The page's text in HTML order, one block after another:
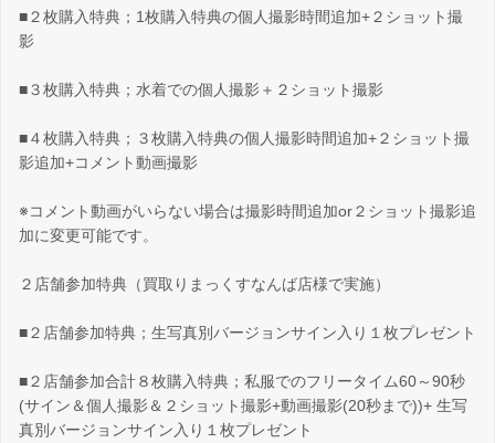
■２枚購入特典；1枚購入特典の個人撮影時間追加+２ショット撮
影
■３枚購入特典；水着での個人撮影＋２ショット撮影
■４枚購入特典；３枚購入特典の個人撮影時間追加+２ショット撮
影追加+コメント動画撮影
※コメント動画がいらない場合は撮影時間追加or２ショット撮影追
加に変更可能です。
２店舗参加特典（買取りまっくすなんば店様で実施）
■２店舗参加特典；生写真別バージョンサイン入り１枚プレゼント
■２店舗参加合計８枚購入特典；私服でのフリータイム60～90秒
(サイン＆個人撮影＆２ショット撮影+動画撮影(20秒まで))+ 生写
真別バージョンサイン入り１枚プレゼント